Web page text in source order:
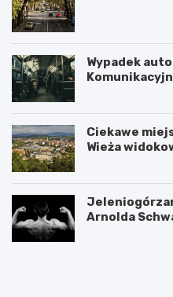
Wypadek
Ciekawe
Wieża
Arnolda
W
S